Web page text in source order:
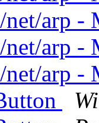
net/arp -
net/arp -
net/arp -